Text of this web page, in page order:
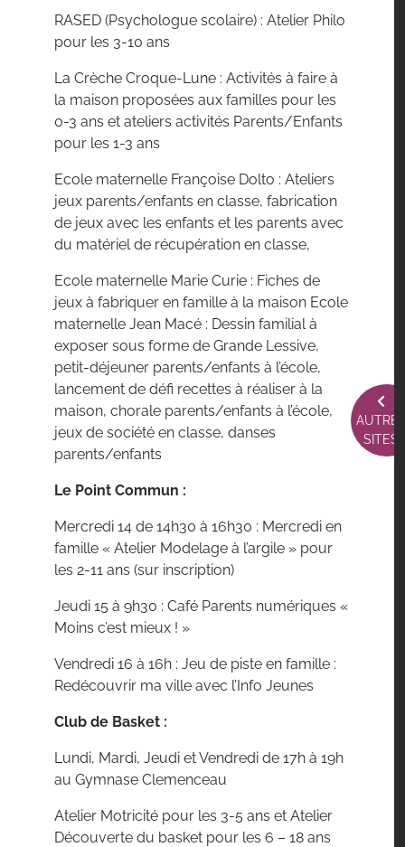
SITES
RASED (Psychologue scolaire) : Atelier Philo
pour les 3-10 ans
La Crèche Croque-Lune : Activités à faire à
la maison proposées aux familles pour les
0-3 ans et ateliers activités Parents/Enfants
pour les 1-3 ans
Ecole maternelle Françoise Dolto : Ateliers
jeux parents/enfants en classe, fabrication
de jeux avec les enfants et les parents avec
du matériel de récupération en classe,
Ecole maternelle Marie Curie : Fiches de
jeux à fabriquer en famille à la maison Ecole
maternelle Jean Macé : Dessin familial à
exposer sous forme de Grande Lessive,
petit-déjeuner parents/enfants à l’école,
lancement de défi recettes à réaliser à la
maison, chorale parents/enfants à l’école,
jeux de société en classe, danses
parents/enfants
Le Point Commun :
Mercredi 14 de 14h30 à 16h30 : Mercredi en
famille « Atelier Modelage à l’argile » pour
les 2-11 ans (sur inscription)
Jeudi 15 à 9h30 : Café Parents numériques «
Moins c’est mieux ! »
Vendredi 16 à 16h : Jeu de piste en famille :
Redécouvrir ma ville avec l’Info Jeunes
Club de Basket :
Lundi, Mardi, Jeudi et Vendredi de 17h à 19h
au Gymnase Clemenceau
Atelier Motricité pour les 3-5 ans et Atelier
Découverte du basket pour les 6 – 18 ans